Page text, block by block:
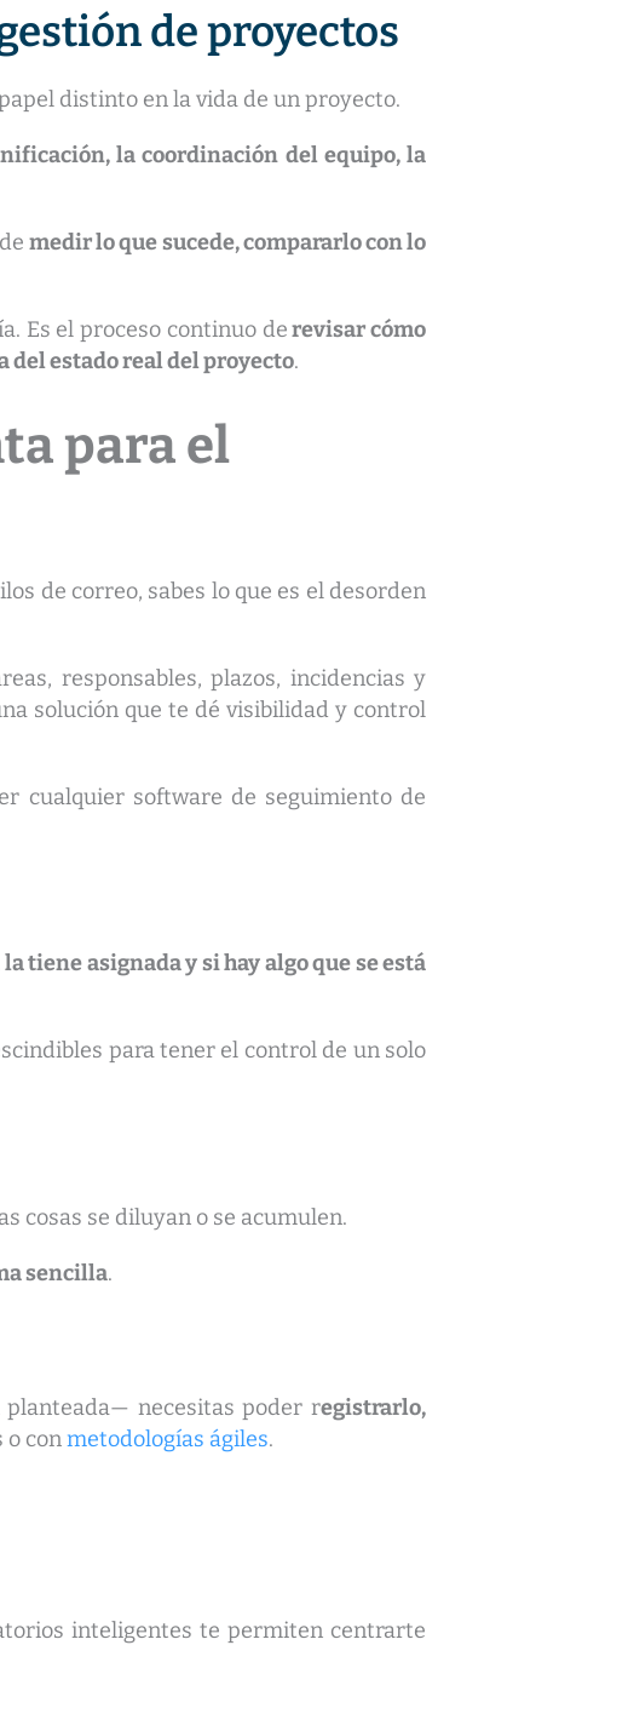
de proyectos
distinto en la vida de un proyecto.
la coordinación del equipo, la
medir lo que sucede, compararlo con lo
Es el proceso continuo derevisar cómo
del estado real del proyecto.
para el
de correo, sabes lo que es el desorden
responsables, plazos, incidencias y
solución que te dé visibilidad y control
cualquier software de seguimiento de
tiene asignada y si hay algo que se está
para tener el control de un solo
cosas se diluyan o se acumulen.
sencilla.
planteada— necesitas poder registrarlo,
o conmetodologías ágiles.
inteligentes te permiten centrarte